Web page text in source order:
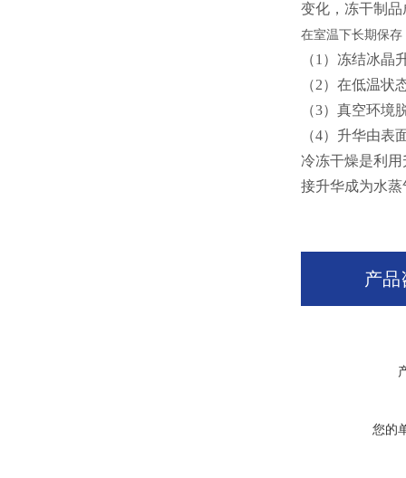
变化，冻干制
在室温下长期保
（1）冻结冰
（2）在低温
（3）真空环
（4）升华由
冷冻干燥是利
接升华成为水
产品
您的